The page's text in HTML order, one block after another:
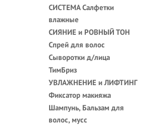
СИСТЕМА Салфетки
влажные
СИЯНИЕ и РОВНЫЙ ТОН
Спрей для волос
Сыворотки д/лица
ТимБриз
УВЛАЖНЕНИЕ и ЛИФТИНГ
Фиксатор макияжа
Шампунь, Бальзам для
волос, мусс